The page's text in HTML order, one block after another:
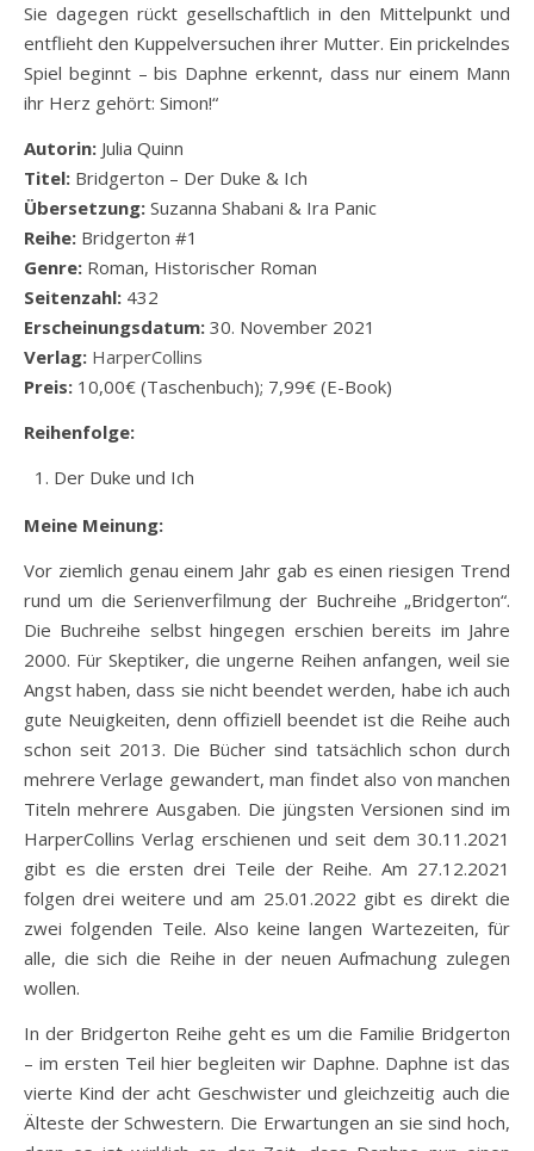
Sie dagegen rückt gesellschaftlich in den Mittelpunkt und
entflieht den Kuppelversuchen ihrer Mutter. Ein prickelndes
Spiel beginnt – bis Daphne erkennt, dass nur einem Mann
ihr Herz gehört: Simon!“
Autorin: Julia Quinn
Titel: Bridgerton – Der Duke & Ich
Übersetzung: Suzanna Shabani & Ira Panic
Reihe: Bridgerton #1
Genre: Roman, Historischer Roman
Seitenzahl: 432
Erscheinungsdatum: 30. November 2021
Verlag: HarperCollins
Preis: 10,00€ (Taschenbuch); 7,99€ (E-Book)
Reihenfolge:
Der Duke und Ich
Meine Meinung:
Vor ziemlich genau einem Jahr gab es einen riesigen Trend
rund um die Serienverfilmung der Buchreihe „Bridgerton“.
Die Buchreihe selbst hingegen erschien bereits im Jahre
2000. Für Skeptiker, die ungerne Reihen anfangen, weil sie
Angst haben, dass sie nicht beendet werden, habe ich auch
gute Neuigkeiten, denn offiziell beendet ist die Reihe auch
schon seit 2013. Die Bücher sind tatsächlich schon durch
mehrere Verlage gewandert, man findet also von manchen
Titeln mehrere Ausgaben. Die jüngsten Versionen sind im
HarperCollins Verlag erschienen und seit dem 30.11.2021
gibt es die ersten drei Teile der Reihe. Am 27.12.2021
folgen drei weitere und am 25.01.2022 gibt es direkt die
zwei folgenden Teile. Also keine langen Wartezeiten, für
alle, die sich die Reihe in der neuen Aufmachung zulegen
wollen.
In der Bridgerton Reihe geht es um die Familie Bridgerton
– im ersten Teil hier begleiten wir Daphne. Daphne ist das
vierte Kind der acht Geschwister und gleichzeitig auch die
Älteste der Schwestern. Die Erwartungen an sie sind hoch,